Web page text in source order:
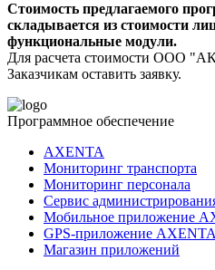
Стоимость предлагаемого
складывается из стоимости
функциональные модули.
Для расчета стоимости ООО
Заказчикам оставить заявку.
Программное обеспечение
AXENTA
Мониторинг транспорта
Мониторинг персонала
Сервис
Мобильное приложение
GPS-приложение
Магазин приложений